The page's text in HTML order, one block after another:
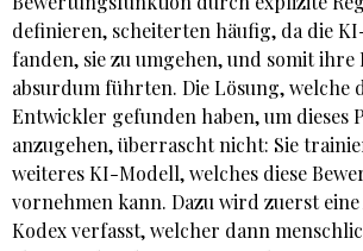
definieren, scheiterten häufig, da die
fanden, sie zu umgehen, und somit ihre
absurdum führten. Die Lösung, welche
Entwickler gefunden haben, um dieses
anzugehen, überrascht nicht: Sie
weiteres KI-Modell, welches diese
vornehmen kann. Dazu wird zuerst
Kodex verfasst, welcher dann